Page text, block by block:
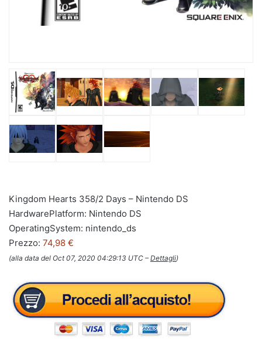
Kingdom Hearts 358/2 Days – Nintendo DS
HardwarePlatform: Nintendo DS
OperatingSystem: nintendo_ds
Prezzo: 74,98 €
(alla data del Oct 07, 2020 04:29:13 UTC –Dettagli)